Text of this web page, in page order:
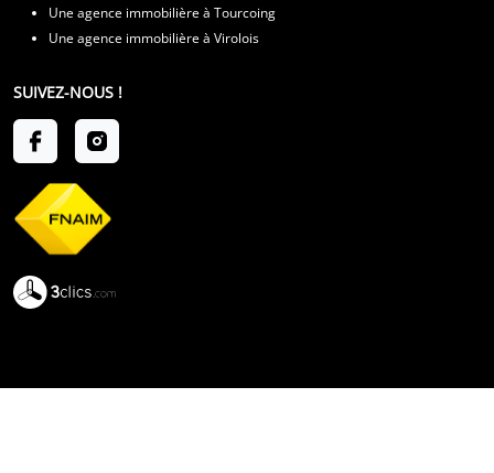
Une agence immobilière à Tourcoing
Une agence immobilière à Virolois
SUIVEZ-NOUS !